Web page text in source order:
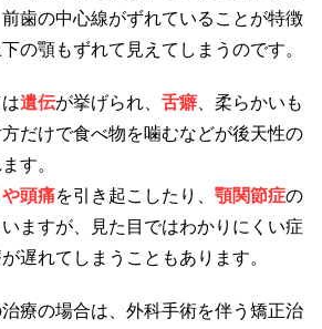
歯の中心線がずれていることが特徴
の顎もずれて見えてしまうのです。
遺伝が挙げられ、 舌癖、柔らかいも
だけで食べ物を噛むなどが後天性の
す。
頭痛を引き起こしたり、 顎関節症の
ますが、見た目ではわかりにくい症
遅れてしまうこともあります。
療の場合は、外科手術を伴う矯正治